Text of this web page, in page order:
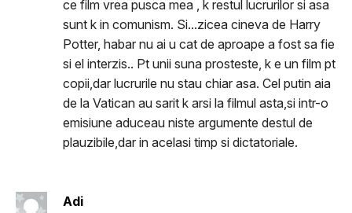
ce film vrea pusca mea , k restul lucrurilor si asa
sunt k in comunism. Si...zicea cineva de Harry
Potter, habar nu ai u cat de aproape a fost sa fie
si el interzis.. Pt unii suna prosteste, k e un film pt
copii,dar lucrurile nu stau chiar asa. Cel putin aia
de la Vatican au sarit k arsi la filmul asta,si intr-o
emisiune aduceau niste argumente destul de
plauzibile,dar in acelasi timp si dictatoriale.
Adi